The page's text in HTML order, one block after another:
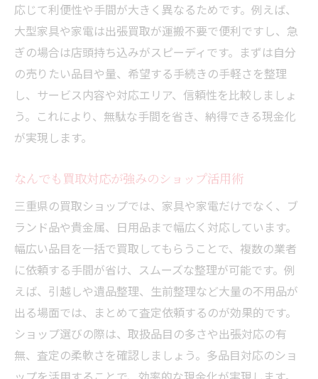
三重県リサイクルショップの利便性を解説
家具家電の現金化で損しない査定のコツ
大型品も安心して任せる買取サービス
大型家具買取の搬出サポート体験談
大型家電も安心の出張買取サービス活用法
三重県リサイクルショップでベッドも現金
重い品物も任せるべき買取業者の選び方
安心して利用できる大型品買取の特徴
買取で大型品をスマートに処分する方法
不用品整理をスムーズに進める方法
買取を利用した効率的な不用品整理術
リサイクルショップでまとめて買取のメリ
ット
家具や家電の買取で手間を減らすコツ
不用品回収と買取を賢く使い分ける方法
応じて利便性や手間が大きく異なるためです。例えば、
大型家具や家電は出張買取が運搬不要で便利ですし、急
ぎの場合は店頭持ち込みがスピーディです。まずは自分
の売りたい品目や量、希望する手続きの手軽さを整理
し、サービス内容や対応エリア、信頼性を比較しましょ
う。これにより、無駄な手間を省き、納得できる現金化
が実現します。
なんでも買取対応が強みのショップ活用術
三重県の買取ショップでは、家具や家電だけでなく、ブ
ランド品や貴金属、日用品まで幅広く対応しています。
幅広い品目を一括で買取してもらうことで、複数の業者
に依頼する手間が省け、スムーズな整理が可能です。例
えば、引越しや遺品整理、生前整理など大量の不用品が
出る場面では、まとめて査定依頼するのが効果的です。
ショップ選びの際は、取扱品目の多さや出張対応の有
無、査定の柔軟さを確認しましょう。多品目対応のショ